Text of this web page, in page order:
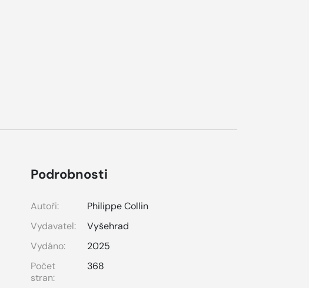
Podrobnosti
Autoři:
Philippe Collin
Vydavatel:
Vyšehrad
Vydáno:
2025
Počet
stran:
368